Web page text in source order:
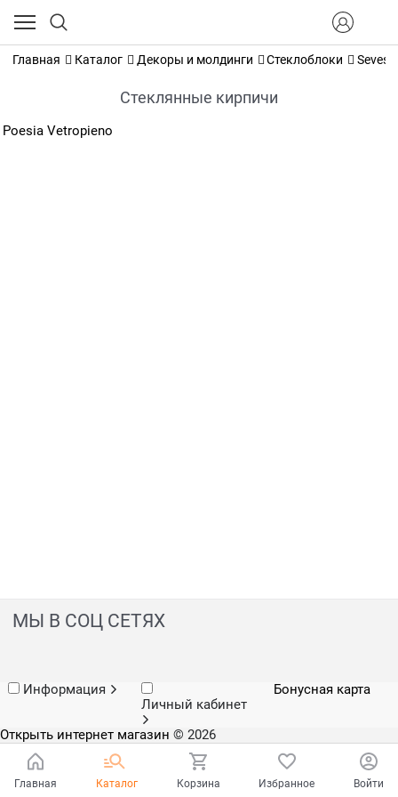
Главная Каталог Декоры и молдинги Стеклоблоки Seves
Стеклянные кирпичи
Poesia Vetropieno
МЫ В СОЦ СЕТЯХ
Информация
Личный кабинет
Бонусная карта
Открыть интернет магазин © 2026
Главная Каталог Корзина Избранное Войти